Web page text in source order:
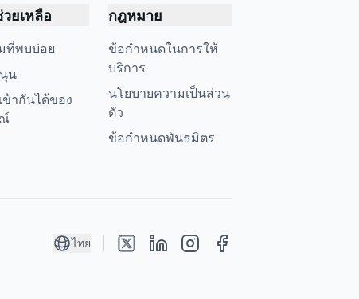
ยเหลือ
ที่พบบ่อย
น
ข้ากันได้ของ
กฎหมาย
ข้อกำหนดในการให้
บริการ
นโยบายความเป็นส่วน
ตัว
ข้อกำหนดพันธมิตร
ไทย